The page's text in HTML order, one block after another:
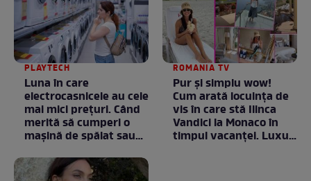
PLAYTECH
Luna în care
electrocasnicele au cele
mai mici prețuri. Când
merită să cumperi o
mașină de spălat sau
ROMANIA TV
Pur și simplu wow!
Cum arată locuința de
vis în care stă Ilinca
Vandici la Monaco în
timpul vacanței. Luxul